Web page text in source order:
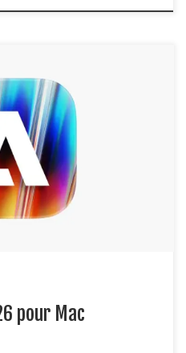
concernant la récupération et
2026 pour Mac OS X,
Tahoe. Un récapitulatif sera
niveau de la partie Faq ainsi
Version pour Windows,
pour Mac